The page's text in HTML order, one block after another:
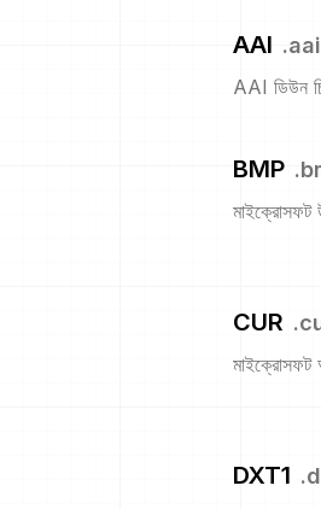
AAI .aai
AAI ডিউন
BMP .
মাইক্রোসফট
CUR .
DXT1 .